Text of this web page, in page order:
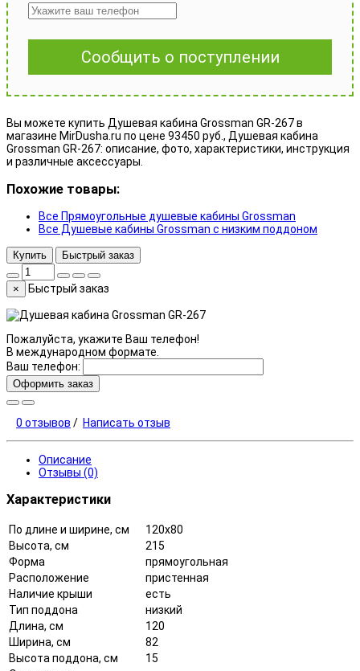
Сообщить о поступлении
Вы можете купить Душевая кабина Grossman GR-267 в
магазине MirDusha.ru по цене 93450 руб., Душевая кабина
Grossman GR-267: описание, фото, характеристики, инструкция
и различные аксессуары.
Похожие товары:
Все Прямоугольные душевые кабины Grossman
Все Душевые кабины Grossman с низким поддоном
Купить Быстрый заказ
× Быстрый заказ
Пожалуйста, укажите Ваш телефон!
В международном формате.
Ваш телефон:
Оформить заказ
0 отзывов / Написать отзыв
Описание
Отзывы (0)
Характеристики
По длине и ширине, см
120х80
Высота, см
215
Форма
прямоугольная
Расположение
пристенная
Наличие крыши
есть
Тип поддона
низкий
Длина, см
120
Ширина, см
82
Высота поддона, см
15